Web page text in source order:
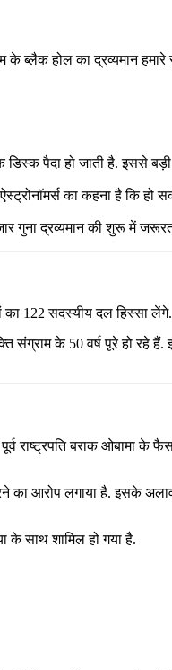
के ब्लैक होल का द्रव्यमान
पैदा हो जाती है. इससे बड़ी
का कहना है कि
गुना द्रव्यमान की शुरू में जरूरत
का 122 सदस्यीय दल हिस्सा लेंगे.
संग्राम के 50 वर्ष पूरे हो रहे
बराक ओबामा के
आरोप लगाया है. इसके
के साथ शामिल हो गया है.